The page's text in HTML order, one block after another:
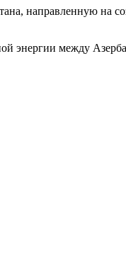
направленную на
энергии между